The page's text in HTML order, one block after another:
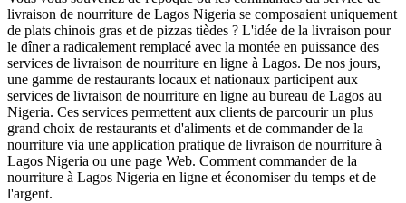
livraison de nourriture de Lagos Nigeria se composaient uniquement
de plats chinois gras et de pizzas tièdes ? L'idée de la livraison pour
le dîner a radicalement remplacé avec la montée en puissance des
services de livraison de nourriture en ligne à Lagos. De nos jours,
une gamme de restaurants locaux et nationaux participent aux
services de livraison de nourriture en ligne au bureau de Lagos au
Nigeria. Ces services permettent aux clients de parcourir un plus
grand choix de restaurants et d'aliments et de commander de la
nourriture via une application pratique de livraison de nourriture à
Lagos Nigeria ou une page Web. Comment commander de la
nourriture à Lagos Nigeria en ligne et économiser du temps et de
l'argent.